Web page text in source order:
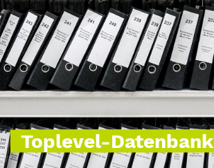
Toplevel-Datenbank